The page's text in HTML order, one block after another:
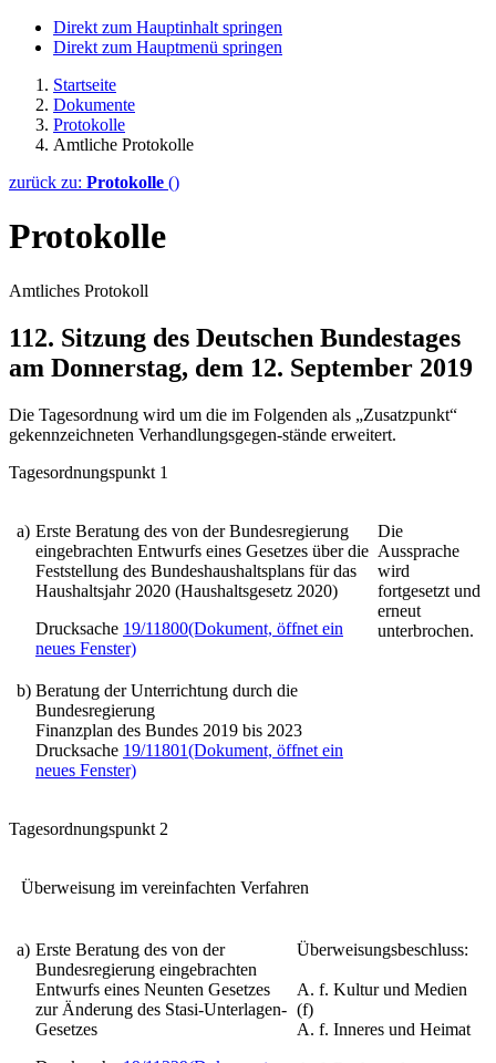
Direkt zum Hauptinhalt springen
Direkt zum Hauptmenü springen
Startseite
Dokumente
Protokolle
Amtliche Protokolle
zurück zu: Protokolle ()
Protokolle
Amtliches Protokoll
112. Sitzung des Deutschen Bundestages
am Donnerstag, dem 12. September 2019
Die Tagesordnung wird um die im Folgenden als „Zusatzpunkt“
gekennzeichneten Verhandlungsgegen-stände erweitert.
Tagesordnungspunkt 1
a) Erste Beratung des von der Bundesregierung
eingebrachten Entwurfs eines Gesetzes über die
Feststellung des Bundeshaushaltsplans für das
Haushaltsjahr 2020 (Haushaltsgesetz 2020)
Drucksache 19/11800(Dokument, öffnet ein
neues Fenster)
Die
Aussprache
wird
fortgesetzt und
erneut
unterbrochen.
b) Beratung der Unterrichtung durch die
Bundesregierung
Finanzplan des Bundes 2019 bis 2023
Drucksache 19/11801(Dokument, öffnet ein
neues Fenster)
Tagesordnungspunkt 2
Überweisung im vereinfachten Verfahren
a) Erste Beratung des von der
Bundesregierung eingebrachten
Entwurfs eines Neunten Gesetzes
zur Änderung des Stasi-Unterlagen-
Gesetzes
Überweisungsbeschluss:
A. f. Kultur und Medien
(f)
A. f. Inneres und Heimat